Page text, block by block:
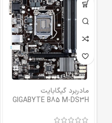
مادربرد گیگابایت
GIGABYTE B85 M-DS3H